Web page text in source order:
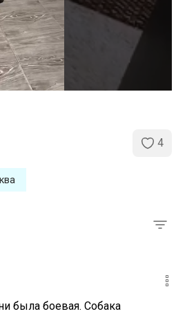
4
была боевая. Собака